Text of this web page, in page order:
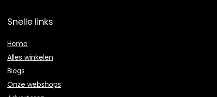
Snelle links
Home
Alles winkelen
Blogs
Onze webshops